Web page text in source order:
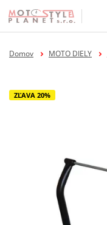
Domov MOTO DIELY
ZĽAVA 20%